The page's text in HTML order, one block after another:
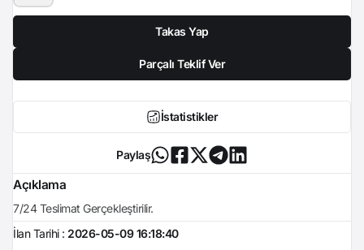
Takas Yap
Parçalı Teklif Ver
İstatistikler
Paylaş
Açıklama
7/24 Teslimat Gerçekleştirilir.
İlan Tarihi : 2026-05-09 16:18:40